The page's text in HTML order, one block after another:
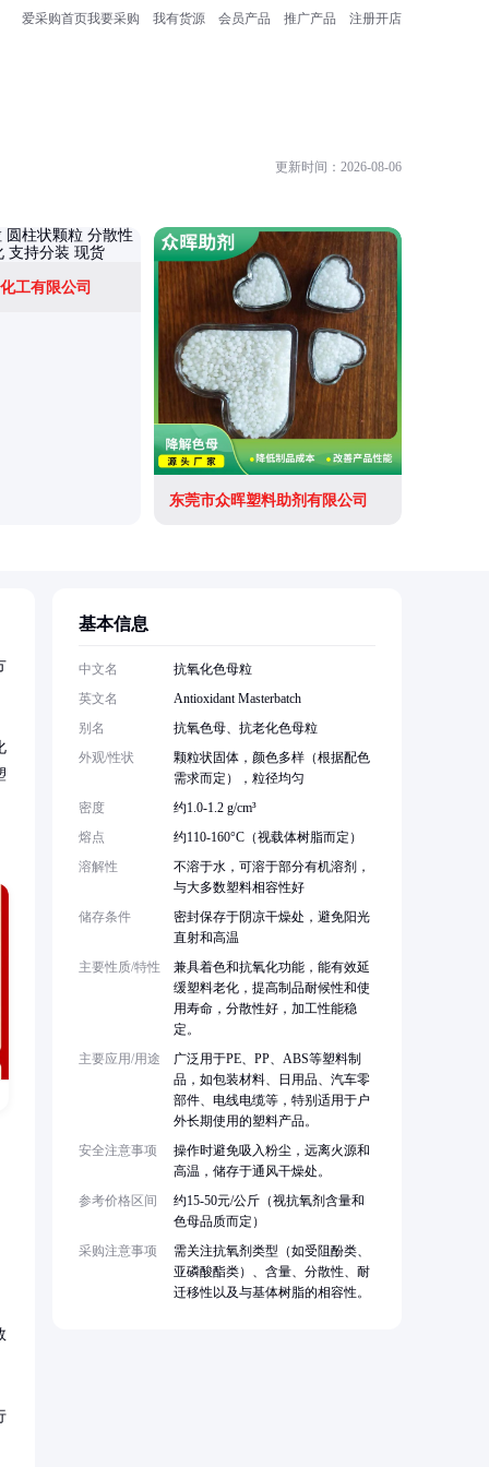
爱采购首页我要采购 我有货源 会员产品 推广产品 注册开店
更新时间：2026-08-06
工有限公司
东莞市众晖塑料助剂有限公司
基本信息
中文名
抗氧化色母粒
英文名
Antioxidant Masterbatch
别名
抗氧色母、抗老化色母粒
外观/性状
颗粒状固体，颜色多样（根据配色
需求而定），粒径均匀
密度
约1.0-1.2 g/cm³
熔点
约110-160°C（视载体树脂而定）
溶解性
不溶于水，可溶于部分有机溶剂，
与大多数塑料相容性好
储存条件
密封保存于阴凉干燥处，避免阳光
直射和高温
主要性质/特性
兼具着色和抗氧化功能，能有效延
缓塑料老化，提高制品耐候性和使
用寿命，分散性好，加工性能稳
定。
主要应用/用途
广泛用于PE、PP、ABS等塑料制
品，如包装材料、日用品、汽车零
部件、电线电缆等，特别适用于户
外长期使用的塑料产品。
安全注意事项
操作时避免吸入粉尘，远离火源和
高温，储存于通风干燥处。
参考价格区间
约15-50元/公斤（视抗氧剂含量和
色母品质而定）
采购注意事项
需关注抗氧剂类型（如受阻酚类、
亚磷酸酯类）、含量、分散性、耐
迁移性以及与基体树脂的相容性。